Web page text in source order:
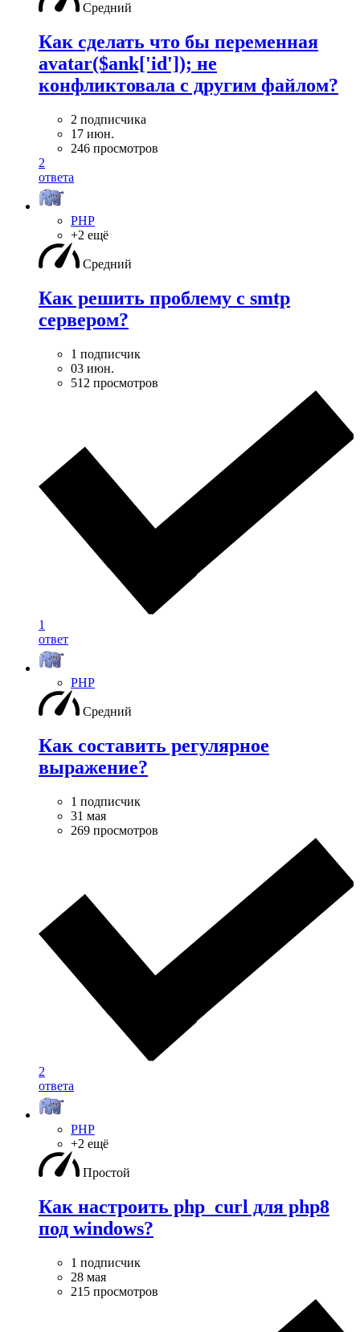
Средний
Как сделать что бы переменная
avatar($ank['id']); не
конфликтовала с другим файлом?
2 подписчика
17 июн.
246 просмотров
2
ответа
PHP
+2 ещё
Средний
Как решить проблему с smtp
сервером?
1 подписчик
03 июн.
512 просмотров
1
ответ
PHP
Средний
Как составить регулярное
выражение?
1 подписчик
31 мая
269 просмотров
2
ответа
PHP
+2 ещё
Простой
Как настроить php_curl для php8
под windows?
1 подписчик
28 мая
215 просмотров